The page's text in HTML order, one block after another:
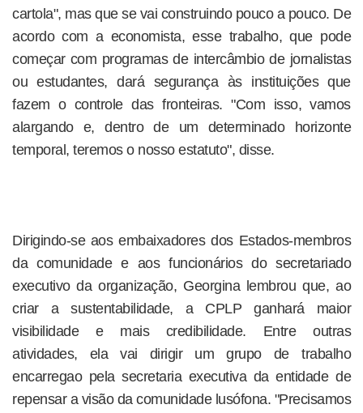
cartola", mas que se vai construindo pouco a pouco. De
acordo com a economista, esse trabalho, que pode
começar com programas de intercâmbio de jornalistas
ou estudantes, dará segurança às instituições que
fazem o controle das fronteiras. "Com isso, vamos
alargando e, dentro de um determinado horizonte
temporal, teremos o nosso estatuto", disse.
Dirigindo-se aos embaixadores dos Estados-membros
da comunidade e aos funcionários do secretariado
executivo da organização, Georgina lembrou que, ao
criar a sustentabilidade, a CPLP ganhará maior
visibilidade e mais credibilidade. Entre outras
atividades, ela vai dirigir um grupo de trabalho
encarregao pela secretaria executiva da entidade de
repensar a visão da comunidade lusófona. "Precisamos